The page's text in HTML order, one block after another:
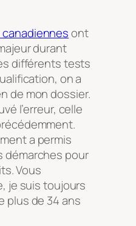
canadiennesont
durant
différents tests
on a
de mon dossier.
l’erreur, celle
a permis
démarches pour
Vous
je suis toujours
plus de 34 ans